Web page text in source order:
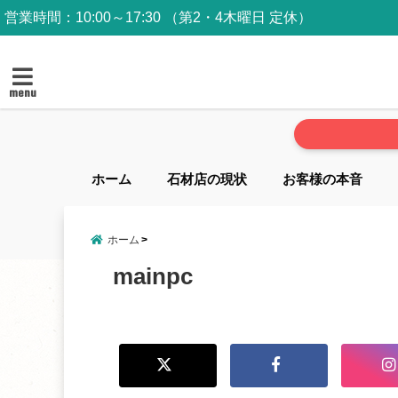
営業時間：10:00～17:30 （第2・4木曜日 定休）
menu
ホーム 石材店の現状 お客様の本音
ホーム
mainpc